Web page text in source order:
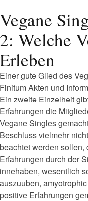
Vegane
2: Welche
Erleben
Einer gute Glied des
Finitum Akten und
Ein zweite Einzelheit
Erfahrungen die
Vegane Singles
Beschluss vielmehr
beachtet werden sollen,
Erfahrungen durch der
innehaben, wesentlich
auszuuben,
positive Erfahrungen